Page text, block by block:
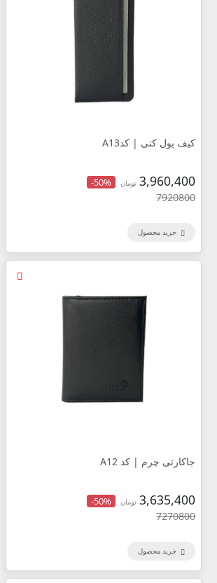
کیف پول کتی | کدA13
3,960,400 تومان -50%
7920800
خرید محصول
جاکارتی چرم | کد A12
3,635,400 تومان -50%
7270800
خرید محصول